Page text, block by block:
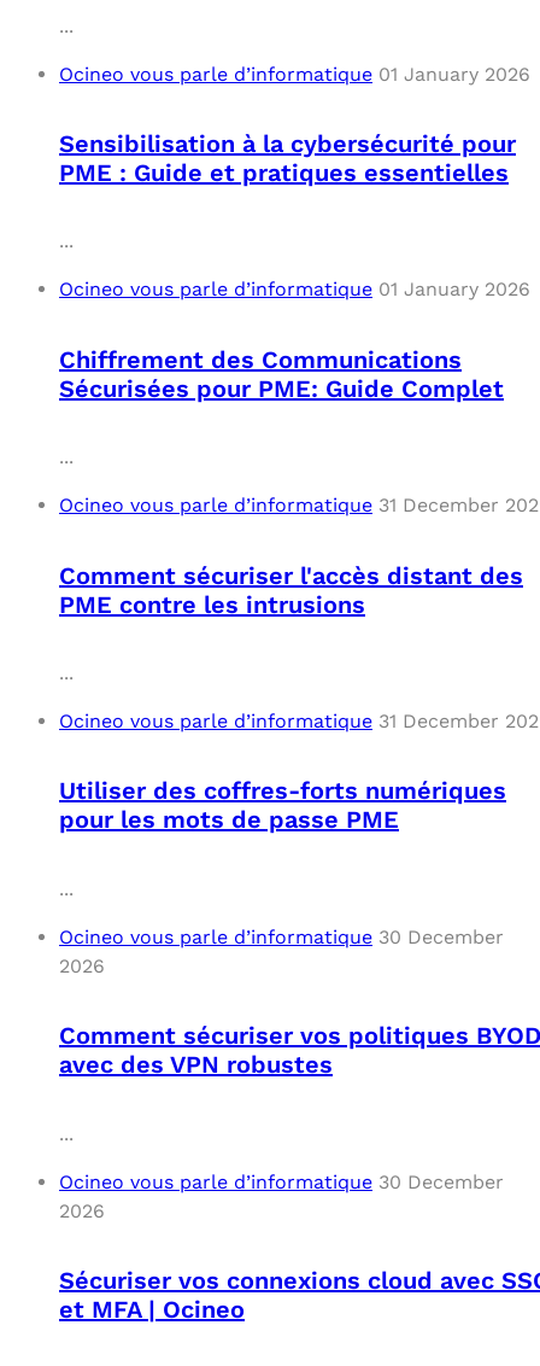
...
Ocineo vous parle d’informatique 01 January 2026
Sensibilisation à la cybersécurité pour
PME : Guide et pratiques essentielles
...
Ocineo vous parle d’informatique 01 January 2026
Chiffrement des Communications
Sécurisées pour PME: Guide Complet
...
Ocineo vous parle d’informatique 31 December
Comment sécuriser l'accès distant des
PME contre les intrusions
...
Ocineo vous parle d’informatique 31 December
Utiliser des coffres-forts numériques
pour les mots de passe PME
...
Ocineo vous parle d’informatique 30 December
2026
Comment sécuriser vos politiques BYOD
avec des VPN robustes
...
Ocineo vous parle d’informatique 30 December
2026
Sécuriser vos connexions cloud avec
et MFA | Ocineo